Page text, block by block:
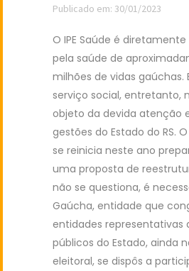
Publicado em: 30/01/2023
O IPE Saúde é
pela saúde de
milhões de vidas gaúchas.
serviço social, entretanto,
objeto da devida atenção
gestões do Estado do RS.
se reinicia neste ano
uma proposta de
não se questiona, é
Gaúcha, entidade que
entidades representativas
públicos do Estado, ainda
eleitoral, se dispôs a